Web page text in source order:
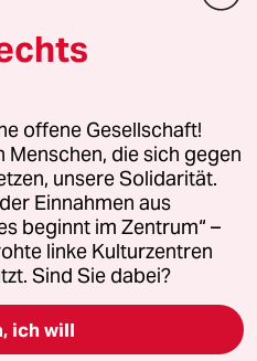
GmbH
Fragen oder für Genehmigungen
Kommune-Richtlinien
Impressum AGB
widerrufen (Ads)
offene Gesellschaft!
die sich gegen
unsere Solidarität.
Einnahmen aus
beginnt im Zentrum“ –
linke Kulturzentren
Sind Sie dabei?
ich will